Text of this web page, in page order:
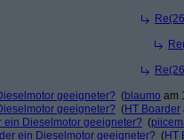
geeigneter? (blaumo am
geeigneter? (HT Boarder
ein Dieselmotor geeigneter? (
ein Dieselmotor geeigneter? (HT